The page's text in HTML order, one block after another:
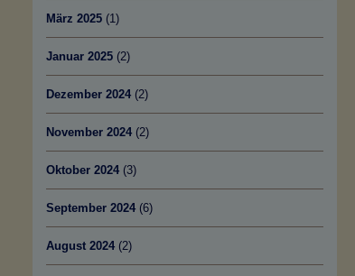
März 2025 (1)
Januar 2025 (2)
Dezember 2024 (2)
November 2024 (2)
Oktober 2024 (3)
September 2024 (6)
August 2024 (2)